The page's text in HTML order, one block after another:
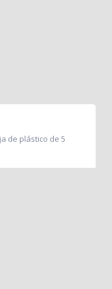
de plástico de 5